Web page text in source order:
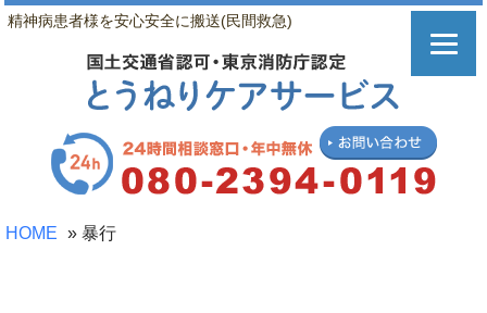
精神病患者様を安心安全に搬送(民間救急)
HOME » 暴行